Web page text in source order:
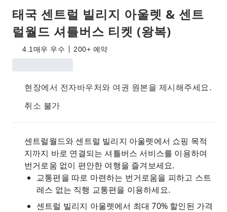
태국 센트럴 빌리지 아울렛 & 센트
럴월드 셔틀버스 티켓 (왕복)
4.1 매우 우수 200+ 예약
현장에서 전자바우처와 여권 원본을 제시해주세요.
취소 불가
센트럴월드와 센트럴 빌리지 아울렛에서 쇼핑 목적
지까지 바로 연결되는 셔틀버스 서비스를 이용하여
번거로움 없이 편안한 여행을 즐겨보세요.
교통편을 따로 마련하는 번거로움을 피하고 스트
레스 없는 직행 교통편을 이용하세요.
센트럴 빌리지 아울렛에서 최대 70% 할인된 가격